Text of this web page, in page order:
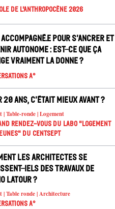
de l'Anthropocène 2026
pour s’ancrer et
autonome : est-ce que ça
vraiment la donne ?
A°
20 ans, c’était mieux avant ?
| Table-ronde | Logement
Rendez-vous du Labo "Logement
du Centsept
les architectes se
iels des travaux de
Latour ?
| Table ronde | Architecture
A°